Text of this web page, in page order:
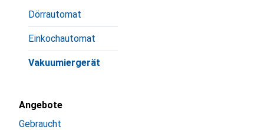
Dörrautomat
Einkochautomat
Vakuumiergerät
Angebote
Gebraucht